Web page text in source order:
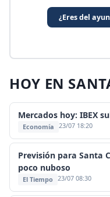
¿Eres del
HOY EN
Mercados hoy: IBEX
Economía 23/07 18:20
Previsión para Santa
poco nuboso
El Tiempo 23/07 08:30